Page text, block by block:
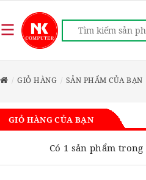
GIỎ HÀNG SẢN PHẨM CỦA BẠN
GIỎ HÀNG CỦA BẠN
Có 1 sản phẩm